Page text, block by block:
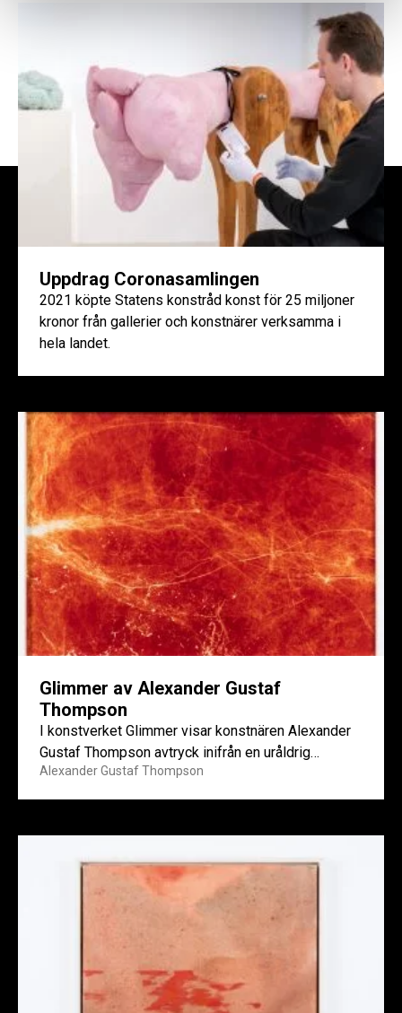
Uppdrag Coronasamlingen
2021 köpte Statens konstråd konst för 25 miljoner
kronor från gallerier och konstnärer verksamma i
hela landet.
Glimmer av Alexander Gustaf
Thompson
I konstverket Glimmer visar konstnären Alexander
Gustaf Thompson avtryck inifrån en uråldrig
jordskorpa genom mineralen glimmer. Det är...
Alexander Gustaf Thompson